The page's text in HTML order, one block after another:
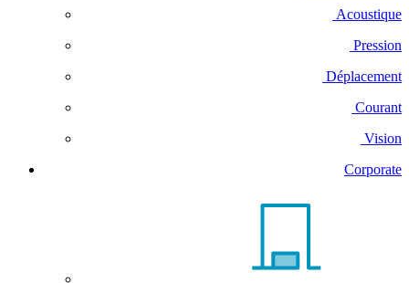
Acoustique
Pression
Déplacement
Courant
Vision
Corporate